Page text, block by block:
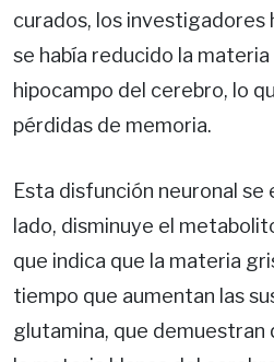
curados, los investigadores
se había reducido la materia
hipocampo del cerebro, lo
pérdidas de memoria.
Esta disfunción neuronal se
lado, disminuye el
que indica que la materia
tiempo que aumentan las
glutamina, que demuestran